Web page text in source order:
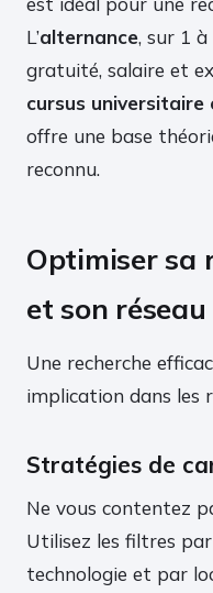
L’alternance, sur 1
gratuité, salaire et
cursus universitaire
offre une base
reconnu.
Optimiser sa
et son
Une recherche
implication dans les
Stratégies de
Ne vous contentez
Utilisez les filtres
technologie et par